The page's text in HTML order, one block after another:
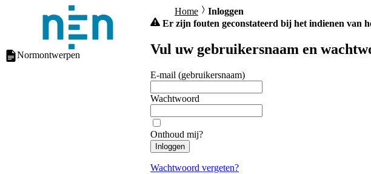
Normontwerpen
Home
Inloggen
Er zijn fouten geconstateerd bij het indienen van
Vul uw gebruikersnaam en
E-mail (gebruikersnaam)
Wachtwoord
Onthoud mij?
Inloggen
Wachtwoord vergeten?